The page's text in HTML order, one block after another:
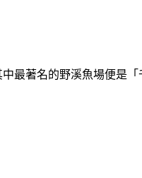
最著名的野溪魚場便是